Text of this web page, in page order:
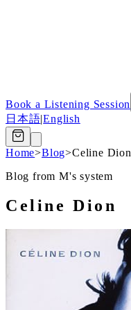
Book a Listening Session
日本語|English
Home>Blog>Celine Dion
Blog from M's system
Celine Dion